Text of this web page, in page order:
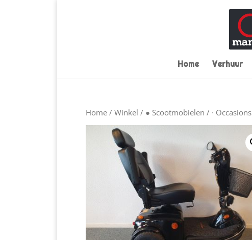
Home Verhuur
Home / Winkel / ● Scootmobielen / ∙ Occasions